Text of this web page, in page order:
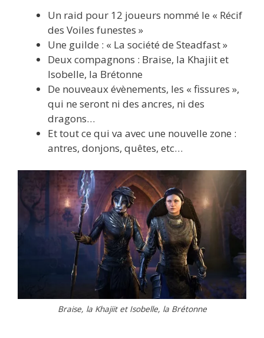
Un raid pour 12 joueurs nommé le « Récif
des Voiles funestes »
Une guilde : « La société de Steadfast »
Deux compagnons : Braise, la Khajiit et
Isobelle, la Brétonne
De nouveaux évènements, les « fissures »,
qui ne seront ni des ancres, ni des
dragons…
Et tout ce qui va avec une nouvelle zone :
antres, donjons, quêtes, etc…
Braise, la Khajiit et Isobelle, la Brétonne